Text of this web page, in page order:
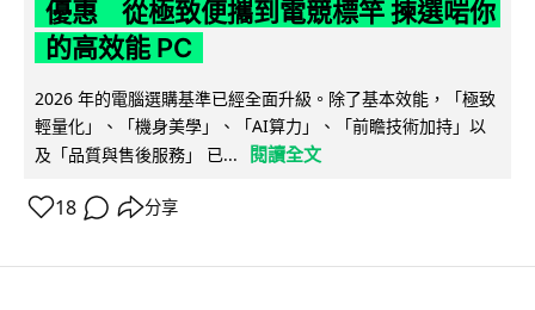
優惠 從極致便攜到電競標竿 揀選啱你
的高效能 PC
2026 年的電腦選購基準已經全面升級。除了基本效能，「極致
輕量化」、「機身美學」、「AI算力」、「前瞻技術加持」以
及「品質與售後服務」 已...
閱讀全文
18 分享